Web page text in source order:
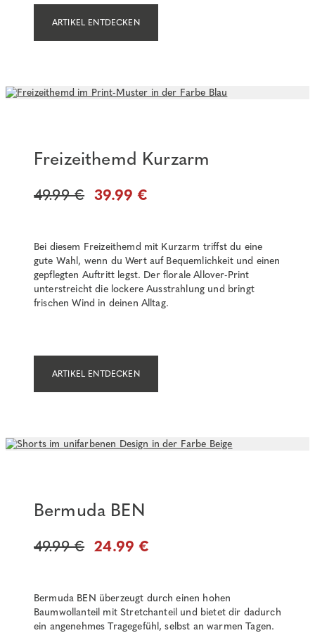
ARTIKEL ENTDECKEN
Freizeithemd Kurzarm
49.99 € 39.99 €
Bei diesem Freizeithemd mit Kurzarm triffst du eine
gute Wahl, wenn du Wert auf Bequemlichkeit und einen
gepflegten Auftritt legst. Der florale Allover-Print
unterstreicht die lockere Ausstrahlung und bringt
frischen Wind in deinen Alltag.
ARTIKEL ENTDECKEN
Bermuda BEN
49.99 € 24.99 €
Bermuda BEN überzeugt durch einen hohen
Baumwollanteil mit Stretchanteil und bietet dir dadurch
ein angenehmes Tragegefühl, selbst an warmen Tagen.